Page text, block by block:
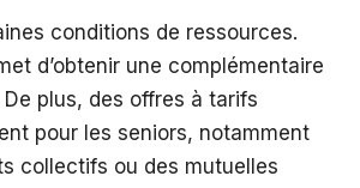
conditions de ressources.
d’obtenir une complémentaire
plus, des offres à tarifs
pour les seniors, notamment
collectifs ou des mutuelles